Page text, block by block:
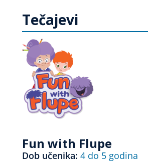
Tečajevi
Fun with Flupe
Dob učenika: 4 do 5 godina